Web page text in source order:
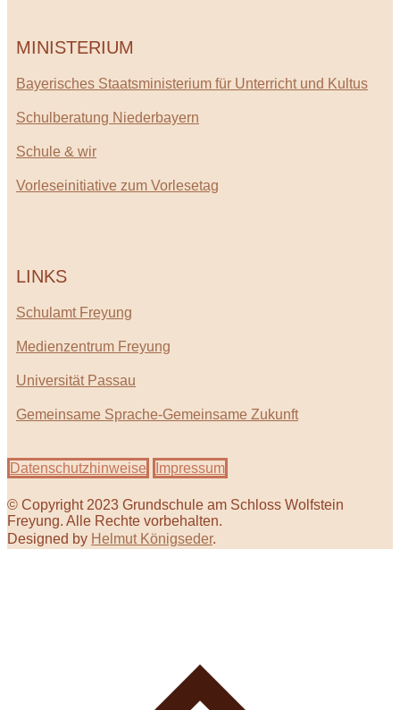
MINISTERIUM
Bayerisches Staatsministerium für Unterricht und Kultus
Schulberatung Niederbayern
Schule & wir
Vorleseinitiative zum Vorlesetag
LINKS
Schulamt Freyung
Medienzentrum Freyung
Universität Passau
Gemeinsame Sprache-Gemeinsame Zukunft
Datenschutzhinweise Impressum
© Copyright 2023 Grundschule am Schloss Wolfstein
Freyung. Alle Rechte vorbehalten.
Designed by Helmut Königseder.